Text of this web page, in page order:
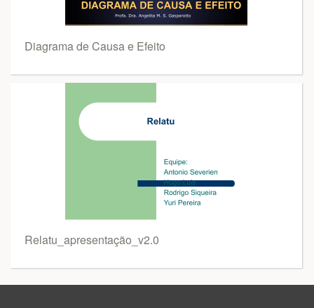
Diagrama de Causa e Efeito
Relatu_apresentação_v2.0